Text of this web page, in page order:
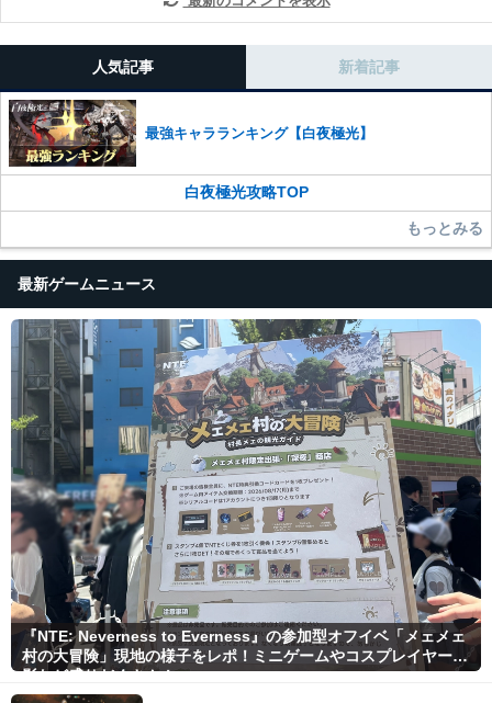
人気記事 新着記事
最強キャラランキング【白夜極光】
白夜極光攻略TOP
もっとみる
最新ゲームニュース
『NTE: Neverness to Everness』の参加型オフイベ「メェメェ
村の大冒険」現地の様子をレポ！ミニゲームやコスプレイヤー撮
影など盛りだくさん！